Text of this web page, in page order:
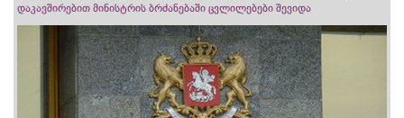
დაკავშირებით მინისტრის ბრძანებაში ცვლილებები შევიდა